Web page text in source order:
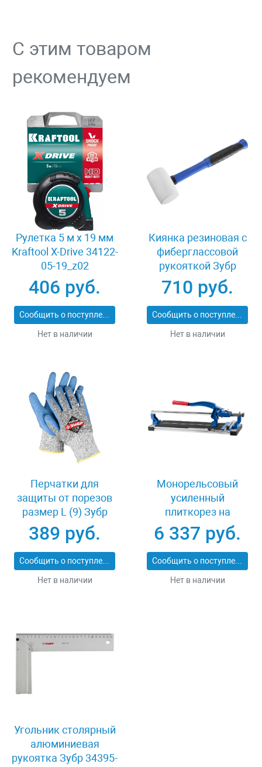
С этим товаром
рекомендуем
Рулетка 5 м x 19 мм
Kraftool X-Drive 34122-
05-19_z02
406 руб.
Сообщить о поступлении
Нет в наличии
Киянка резиновая с
фиберглассовой
рукояткой Зубр
ПРОФИ 20531-
450_z02
710 руб.
Сообщить о поступлении
Нет в наличии
Перчатки для
защиты от порезов
размер L (9) Зубр
11277-L
389 руб.
Сообщить о поступлении
Нет в наличии
Монорельсовый
усиленный
плиткорез на
подшипниках 500 мм
Зубр ПРОФИ 33193-
50_z01
6 337 руб.
Сообщить о поступлении
Нет в наличии
Угольник столярный
алюминиевая
рукоятка Зубр 34395-